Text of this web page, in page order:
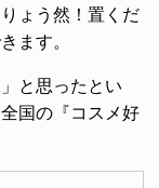
ょう然！置くだ
ます。
と思ったとい
国の『コスメ好